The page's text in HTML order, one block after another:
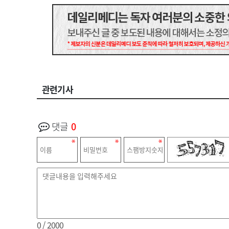
관련기사
댓글 0
0/ 2000